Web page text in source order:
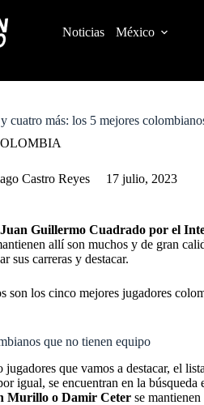
Noticias México
cuatro más: los 5 mejores
Castro Reyes 17 julio, 2023
Juan Guillermo Cuadrado por el
allí son muchos y de gran
sus carreras y destacar.
son los cinco mejores jugadores
que no tienen equipo
jugadores que vamos a destacar, el
igual, se encuentran en la
Murillo o Damir Ceter se